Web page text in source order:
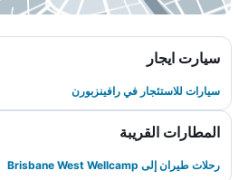
سيارت ايجار
سيارات للاستئجار في رافينزبورن
المطارات القريبة
رحلات طيران إلى Brisbane West Wellcamp